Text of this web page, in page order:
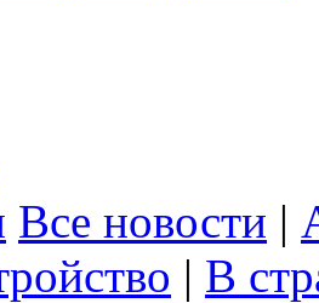
Все новости |
| В